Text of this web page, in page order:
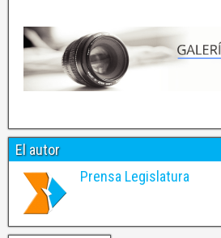
El autor
Prensa Legislatura